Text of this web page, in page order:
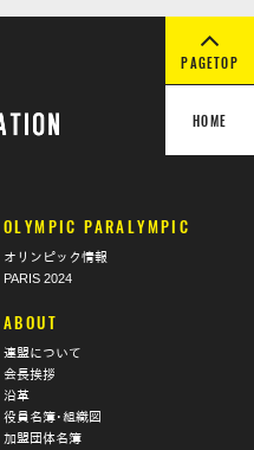
PAGETOP
HOME
OLYMPIC PARALYMPIC
オリンピック情報
PARIS 2024
ABOUT
連盟について
会長挨拶
沿革
役員名簿･組織図
加盟団体名簿